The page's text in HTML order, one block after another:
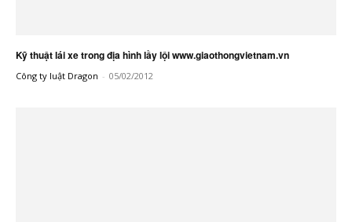
Kỹ thuật lái xe trong địa hình lầy lội www.giaothongvietnam.vn
Công ty luật Dragon - 05/02/2012